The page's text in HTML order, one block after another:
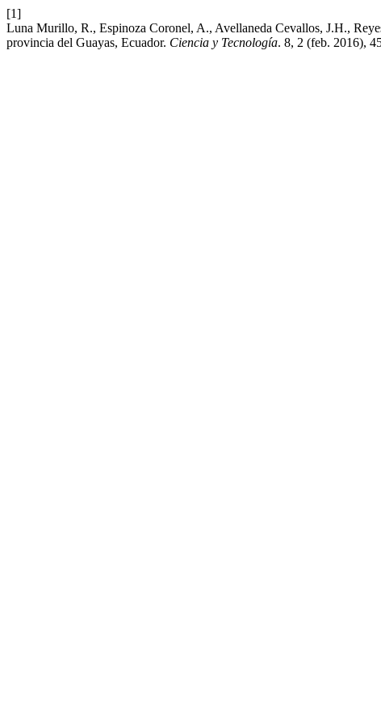
[1]
Luna Murillo, R., Espinoza Coronel, A., Avellaneda Cevallos, J.H.,
provincia del Guayas, Ecuador. Ciencia y Tecnología. 8, 2 (feb. 2016),